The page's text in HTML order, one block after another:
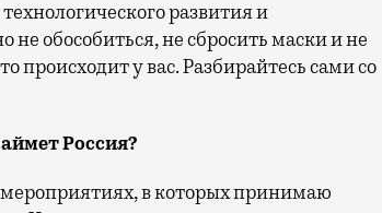
развития и
обособиться, не сбросить маски и не
происходит у вас. Разбирайтесь сами со
Россия?
мероприятиях, в которых принимаю